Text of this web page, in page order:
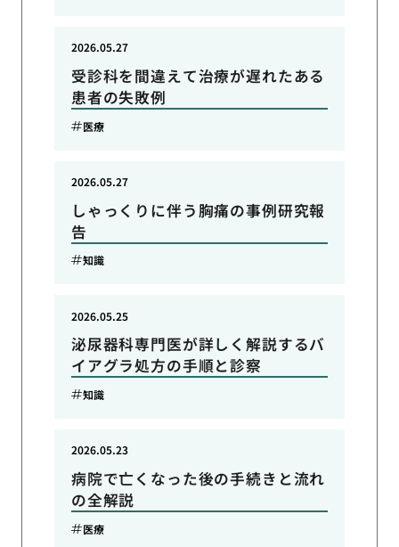
受診科を間違えて治療が遅れたある
患者の失敗例
2026.05.27
医療
しゃっくりに伴う胸痛の事例研究報
告
2026.05.27
知識
泌尿器科専門医が詳しく解説するバ
イアグラ処方の手順と診察
2026.05.25
知識
病院で亡くなった後の手続きと流れ
の全解説
2026.05.23
医療